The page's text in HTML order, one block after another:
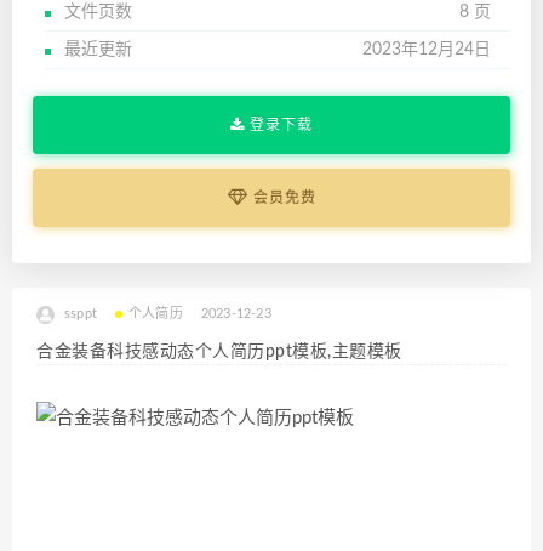
文件页数 8 页
最近更新 2023年12月24日
登录下载
会员免费
ssppt 个人简历 2023-12-23
合金装备科技感动态个人简历ppt模板,主题模板